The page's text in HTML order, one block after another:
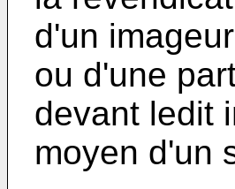
d'un
ou d'une
devant ledit
moyen d'un